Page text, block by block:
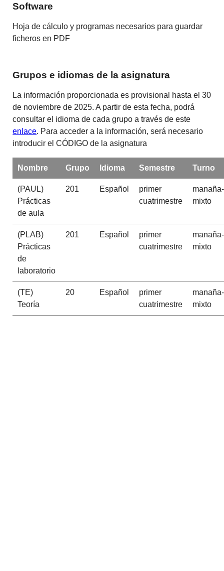
Software
Hoja de cálculo y programas necesarios para guardar
ficheros en PDF
Grupos e idiomas de la asignatura
La información proporcionada es provisional hasta el 30
de noviembre de 2025. A partir de esta fecha, podrá
consultar el idioma de cada grupo a través de este
enlace. Para acceder a la información, será necesario
introducir el CÓDIGO de la asignatura
Nombre Grupo Idioma Semestre Turno
(PAUL)
Prácticas
de aula
201 Español
primer
cuatrimestre
manaña-
mixto
(PLAB)
Prácticas
de
laboratorio
201 Español
primer
cuatrimestre
manaña-
mixto
(TE)
Teoría
20 Español
primer
cuatrimestre
manaña-
mixto